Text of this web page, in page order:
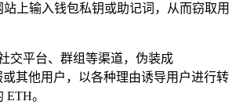
上输入钱包私钥或助记词，从而窃取用
交平台、群组等渠道，伪装成
其他用户，以各种理由诱导用户进行转
。